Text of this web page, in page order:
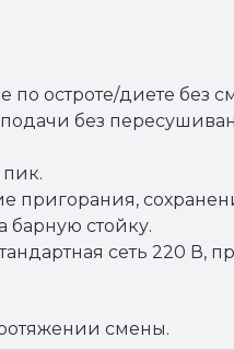
остроте/диете без
без
барную стойку.
сеть 220 В,
смены.